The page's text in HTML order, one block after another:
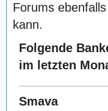
Forums
kann.
Folgende
im letzten
Smava